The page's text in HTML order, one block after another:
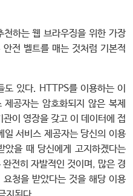
하는 웹 브라우징을 위한 가장
전 벨트를 매는 것처럼 기본적
있다. HTTPS를 이용하는 이
공자는 암호화되지 않은 복제
이 영장을 갖고 이 데이터에 접
서비스 제공자는 당신의 이용
을 때 당신에게 고지하겠다는
전히 자발적인 것이며, 많은 경
청을 받았다는 것을 해당 이용